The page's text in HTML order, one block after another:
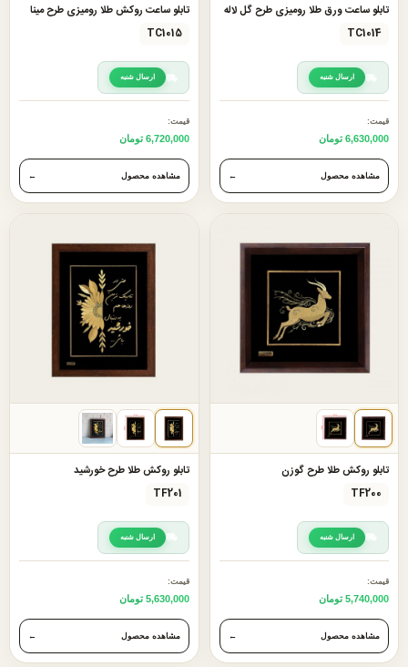
تابلو ساعت ورق طلا رومیزی طرح گل لاله
TC1014
ارسال شنبه
قیمت:
6,630,000 تومان
مشاهده محصول ←
تابلو ساعت روکش طلا رومیزی طرح مینا
TC1015
ارسال شنبه
قیمت:
6,720,000 تومان
مشاهده محصول ←
تابلو روکش طلا طرح گوزن
TF200
ارسال شنبه
قیمت:
5,740,000 تومان
مشاهده محصول ←
تابلو روکش طلا طرح خورشید
TF201
ارسال شنبه
قیمت:
5,630,000 تومان
مشاهده محصول ←